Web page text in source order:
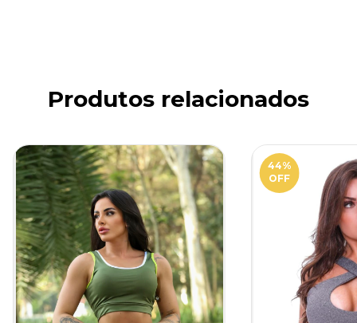
Produtos relacionados
44%
OFF